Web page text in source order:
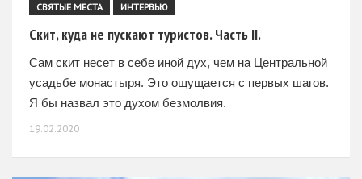
СВЯТЫЕ МЕСТА ИНТЕРВЬЮ
Скит, куда не пускают туристов. Часть II.
Сам скит несет в себе иной дух, чем на Центральной
усадьбе монастыря. Это ощущается с первых шагов.
Я бы назвал это духом безмолвия.
19.02.2020